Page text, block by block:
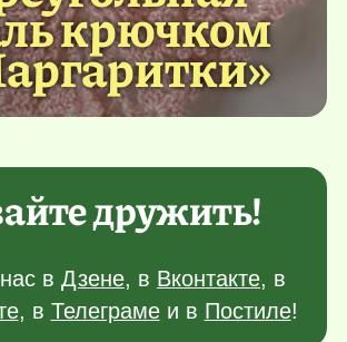
крючком
дружить!
в Дзене, в Вконтакте, в
, в Телеграмеи в Постиле!